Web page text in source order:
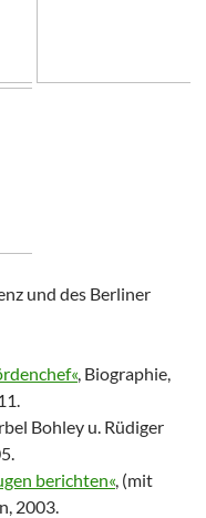
und des Berliner
, Biographie,
Bohley u. Rüdiger
berichten« , (mit
2003.